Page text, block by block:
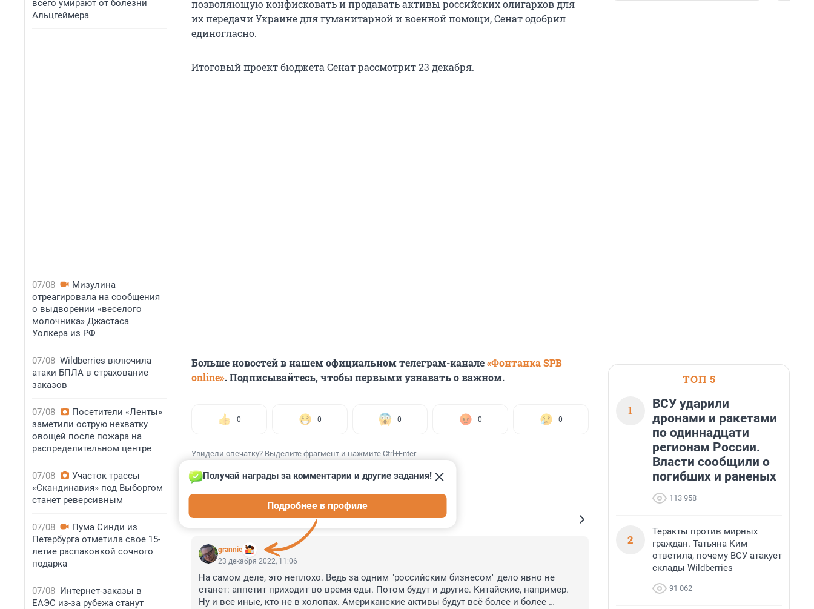
всего умирают от болезни
Альцгеймера
07/08
Мизулина
отреагировала на сообщения
о выдворении «веселого
молочника» Джастаса
Уолкера из РФ
07/08 Wildberries включила
атаки БПЛА в страхование
заказов
07/08
Посетители «Ленты»
заметили острую нехватку
овощей после пожара на
распределительном центре
07/08
Участок трассы
«Скандинавия» под Выборгом
станет реверсивным
07/08
Пума Синди из
Петербурга отметила свое 15-
летие распаковкой сочного
подарка
07/08 Интернет-заказы в
ЕАЭС из-за рубежа станут
позволяющую конфисковать и продавать активы российских олигархов для
их передачи Украине для гуманитарной и военной помощи, Сенат одобрил
единогласно.
Итоговый проект бюджета Сенат рассмотрит 23 декабря.
Больше новостей в нашем официальном телеграм-канале«Фонтанка SPB
online». Подписывайтесь, чтобы первыми узнавать о важном.
0 0 0 0 0
Увидели опечатку? Выделите фрагмент и нажмите Ctrl+Enter
КОММЕНТАРИИ 29
grannie
Получай награды за комментарии и другие задания!
Подробнее в профиле
23 декабря 2022, 11:06
На самом деле, это неплохо. Ведь за одним "российским бизнесом" дело явно не
станет: аппетит приходит во время еды. Потом будут и другие. Китайские, например.
Ну и все иные, кто не в холопах. Американские активы будут всё более и более
ТОП 5
1
ВСУ ударили
дронами и ракетами
по одиннадцати
регионам России.
Власти сообщили о
погибших и раненых
113 958
2
Теракты против мирных
граждан. Татьяна Ким
ответила, почему ВСУ атакует
склады Wildberries
91 062